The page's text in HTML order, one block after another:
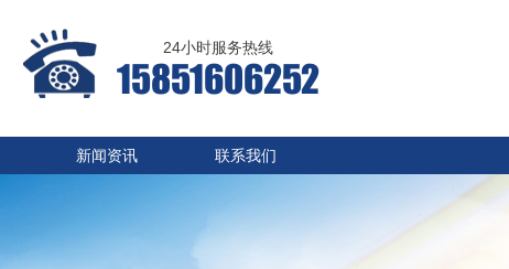
24小时服务热线
15851606252
新闻资讯 联系我们